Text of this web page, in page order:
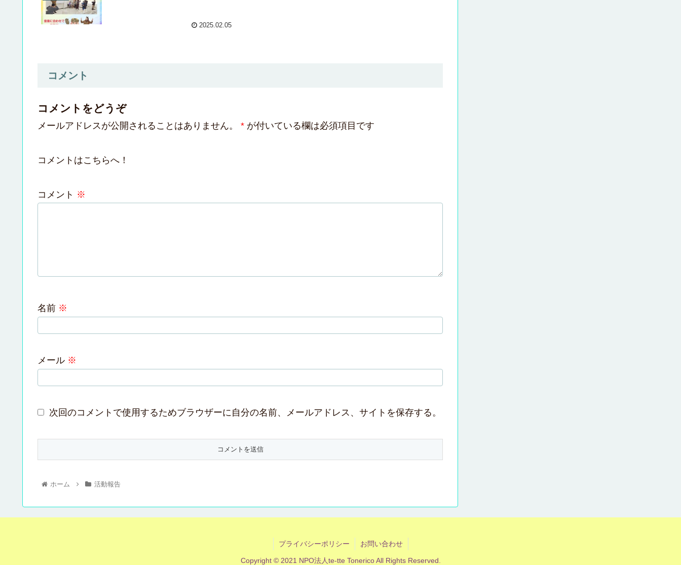
2025.02.05
コメント
コメントをどうぞ
メールアドレスが公開されることはありません。 * が付いている欄は必須項目です
コメントはこちらへ！
コメント ※
名前 ※
メール ※
次回のコメントで使用するためブラウザーに自分の名前、メールアドレス、サイトを保存する。
ホーム 活動報告
プライバシーポリシー お問い合わせ
Copyright © 2021 NPO法人te-tte Tonerico All Rights Reserved.